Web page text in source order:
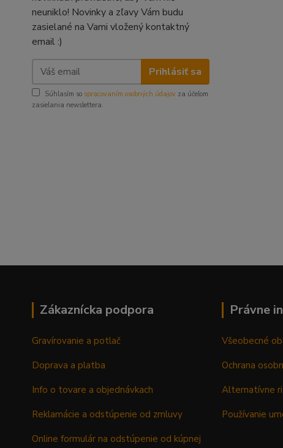
neuniklo! Novinky a zľavy Vám budu
zasielané na Vami vložený kontaktný
email :)
Prihlásiť sa
Súhlasím so spracovaním osobných údajov za účelom
zasielania newslettera.
Zákaznícka podpora
Gravírovanie a potlač
Doprava a platba
Info o tovare a objednávkach
Reklamácie a odstúpenie od zmluvy
Online formulár na odstúpenie od kúpnej
Právne
Všeobecné
Ochrana
Alternatívne
Používanie